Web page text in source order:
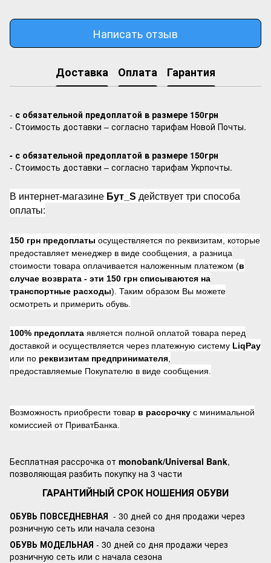
Написать отзыв
Доставка Оплата Гарантия
- с обязательной предоплатой в размере 150грн
- Стоимость доставки – согласно тарифам Новой Почты.
- с обязательной предоплатой в размере 150грн
- Стоимость доставки – согласно тарифам Укрпочты.
В интернет-магазине Бут_S действует три способа
оплаты:
150 грн предоплаты осуществляется по реквизитам, которые
предоставляет менеджер в виде сообщения, а разница
стоимости товара оплачивается наложенным платежом (в
случае возврата - эти 150 грн списываются на
транспортные расходы). Таким образом Вы можете
осмотреть и примерить обувь.
100% предоплата является полной оплатой товара перед
доставкой и осуществляется через платежную систему LiqPay
или по реквизитам предпринимателя
предоставляемые Покупателю в виде сообщения.
Возможность приобрести товар в рассрочку с минимальной
комиссией от ПриватБанка.
Бесплатная рассрочка от monobank/Universal Bank,
позволяющая разбить покупку на 3 части
ГАРАНТИЙНЫЙ СРОК НОШЕНИЯ ОБУВИ
ОБУВЬ ПОВСЕДНЕВНАЯ - 30 дней со дня продажи через
розничную сеть или начала сезона
ОБУВЬ МОДЕЛЬНАЯ - 30 дней со дня продажи через
розничную сеть или с начала сезона